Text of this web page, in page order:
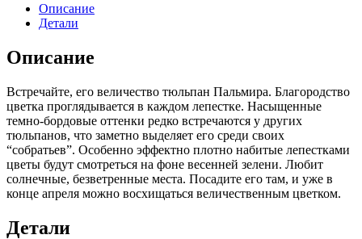
Описание
Детали
Описание
Встречайте, его величество тюльпан Пальмира. Благородство
цветка проглядывается в каждом лепестке. Насыщенные
темно-бордовые оттенки редко встречаются у других
тюльпанов, что заметно выделяет его среди своих
“собратьев”. Особенно эффектно плотно набитые лепестками
цветы будут смотреться на фоне весенней зелени. Любит
солнечные, безветренные места. Посадите его там, и уже в
конце апреля можно восхищаться величественным цветком.
Детали